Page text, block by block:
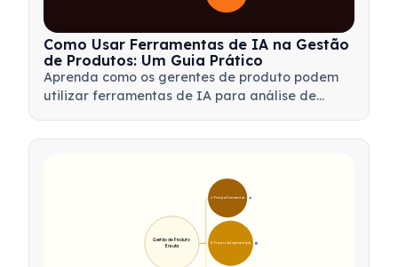
Como Usar Ferramentas de IA na Gestão
de Produtos: Um Guia Prático
Aprenda como os gerentes de produto podem
utilizar ferramentas de IA para análise de
🎯 Princípios Fundamentais
🛠️ Processo de Implementação
Gestão de Produto
Enxuta